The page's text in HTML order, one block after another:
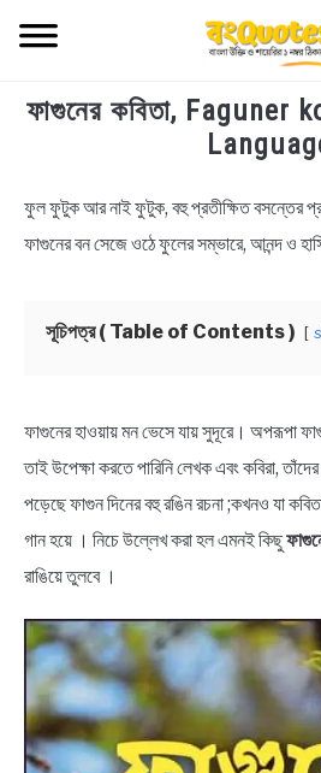
TECHNOLOGY
BIOGRAPHY
EDUCATIONAL
QUOTES & CAPTIONS
BENGALI LYRICS
BENGALI NAMES
BENGALI STORIES
ফাগুনের কবিতা,
in
Bengali
Bengali
ফুল ফুটুক আর নাই ফুটুক, বহু প্রতীক্ষিত বসন্তের
ফাগুনের বন সেজে ওঠে ফুলের সম্ভারে, আনন্দ ও
সূচিপত্র ( Table of Contents )
ফাগুনের হাওয়ায় মন ভেসে যায় সুদূরে। অপরূপা
তাই উপেক্ষা করতে পারিনি লেখক এবং কবিরা,
পড়েছে ফাগুন দিনের বহু রঙিন রচনা ;কখনও যা
গান হয়ে । নিচে উল্লেখ করা হল এমনই কিছু
রাঙিয়ে তুলবে ।